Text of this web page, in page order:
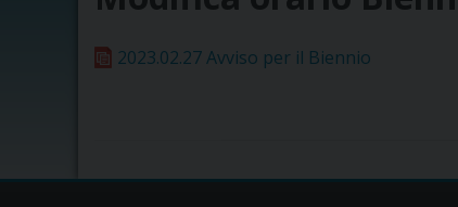
2023.02.27 Avviso per il Biennio